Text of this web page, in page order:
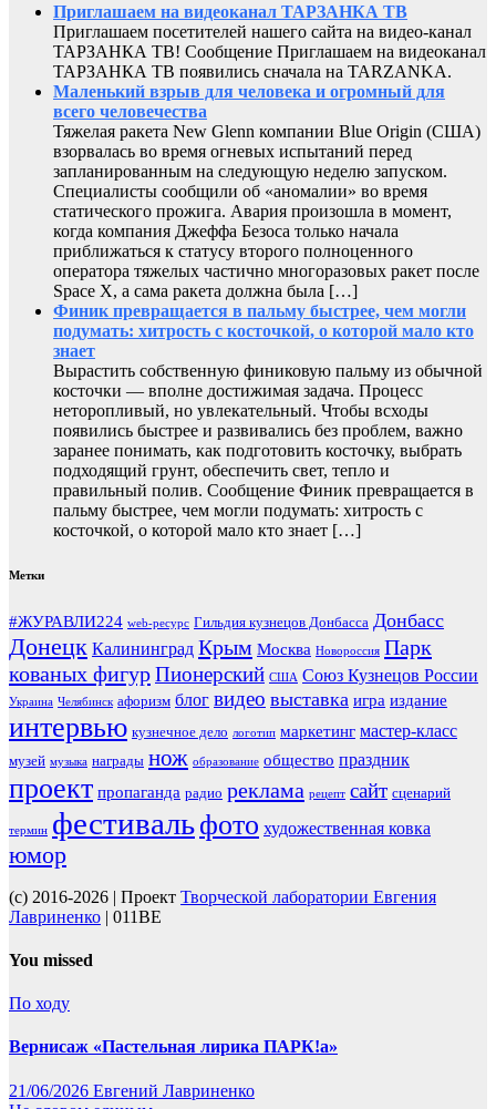
Приглашаем на видеоканал ТАРЗАНКА ТВ
Приглашаем посетителей нашего сайта на видео-канал
ТАРЗАНКА ТВ! Сообщение Приглашаем на видеоканал
ТАРЗАНКА ТВ появились сначала на TARZANKA.
Маленький взрыв для человека и огромный для
всего человечества
Тяжелая ракета New Glenn компании Blue Origin (США)
взорвалась во время огневых испытаний перед
запланированным на следующую неделю запуском.
Специалисты сообщили об «аномалии» во время
статического прожига. Авария произошла в момент,
когда компания Джеффа Безоса только начала
приближаться к статусу второго полноценного
оператора тяжелых частично многоразовых ракет после
Space X, а сама ракета должна была […]
Финик превращается в пальму быстрее, чем могли
подумать: хитрость с косточкой, о которой мало кто
знает
Вырастить собственную финиковую пальму из обычной
косточки — вполне достижимая задача. Процесс
неторопливый, но увлекательный. Чтобы всходы
появились быстрее и развивались без проблем, важно
заранее понимать, как подготовить косточку, выбрать
подходящий грунт, обеспечить свет, тепло и
правильный полив. Сообщение Финик превращается в
пальму быстрее, чем могли подумать: хитрость с
косточкой, о которой мало кто знает […]
Метки
#ЖУРАВЛИ224 web-ресурс Гильдия кузнецов Донбасса Донбасс
Донецк Калининград Крым Москва Новороссия Парк
кованых фигурПионерский США Союз Кузнецов России
Украина Челябинск афоризм блог видео выставка игра издание
интервью кузнечное дело логотип маркетинг мастер-класс
музей музыка награды нож образование общество праздник
проект пропаганда радио реклама рецепт сайт сценарий
термин фестивальфото художественная ковка
юмор
(c) 2016-2026 | Проект Творческой лаборатории Евгения
Лавриненко | 011BE
You missed
По ходу
Вернисаж «Пастельная лирика ПАРК!а»
21/06/2026 Евгений Лавриненко